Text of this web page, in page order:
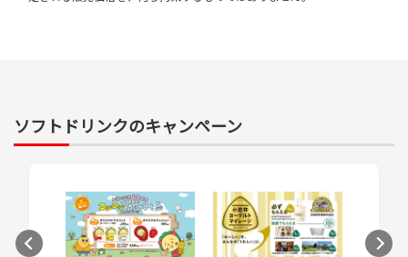
ソフトドリンクのキャンペーン
次のスライドへ